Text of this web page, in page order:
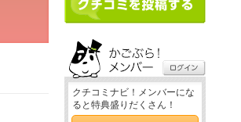
クチコミナビ！メンバーにな
ると特典盛りだくさん！